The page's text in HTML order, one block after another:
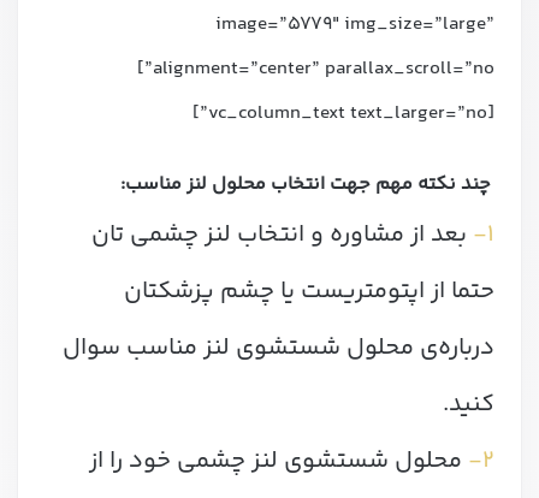
image=”5779″ img_size=”large”
alignment=”center” parallax_scroll=”no”]
[vc_column_text text_larger=”no”]
چند نکته مهم جهت انتخاب محلول لنز مناسب:
۱-
بعد از مشاوره و انتخاب لنز چشمی تان
حتما از اپتومتریست یا چشم پزشکتان
درباره‌ی محلول شستشوی لنز مناسب سوال
کنید.
۲-
محلول شستشوی لنز چشمی خود را از